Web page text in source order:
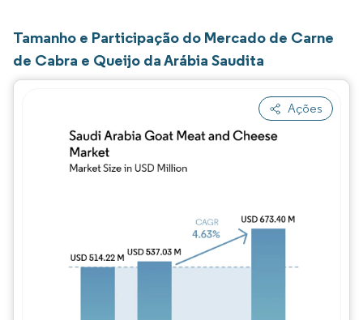
Tamanho e Participação do Mercado de Carne
de Cabra e Queijo da Arábia Saudita
Ações